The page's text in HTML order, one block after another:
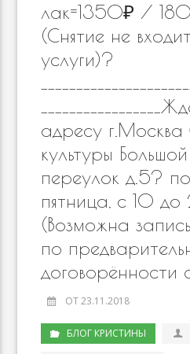
лак=1350₽ /
(Снятие не
услуги)?
адресу
культуры
переулок д.5?
пятница, с 10
(Возможна
по
ОТ 23.11.2018
БЛОГ КРИСТИНЫ